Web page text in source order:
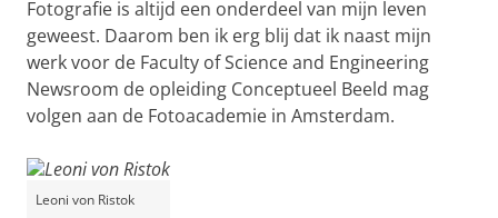
Fotografie is altijd een onderdeel van mijn leven
geweest. Daarom ben ik erg blij dat ik naast mijn
werk voor de Faculty of Science and Engineering
Newsroom de opleiding Conceptueel Beeld mag
volgen aan de Fotoacademie in Amsterdam.
Leoni von Ristok